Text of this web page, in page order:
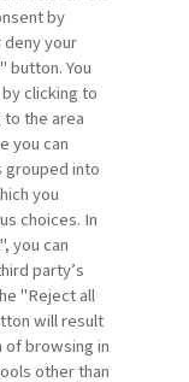
by
your
button. You
clicking to
the area
you can
grouped into
you
choices. In
you can
party’s
"Reject all
will result
of browsing in
other than